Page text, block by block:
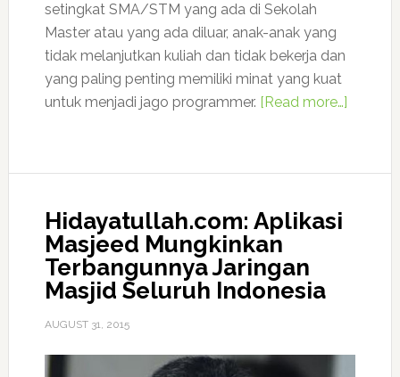
setingkat SMA/STM yang ada di Sekolah
Master atau yang ada diluar, anak-anak yang
tidak melanjutkan kuliah dan tidak bekerja dan
yang paling penting memiliki minat yang kuat
untuk menjadi jago programmer. [Read more…]
Hidayatullah.com: Aplikasi
Masjeed Mungkinkan
Terbangunnya Jaringan
Masjid Seluruh Indonesia
AUGUST 31, 2015